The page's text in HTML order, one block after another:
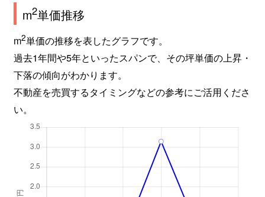
m2単価推移
m2単価の推移を表したグラフです。
過去1年間や5年といったスパンで、その坪単価の上昇・
下落の傾向がわかります。
不動産を売買するタイミングなどの参考にご活用くださ
い。